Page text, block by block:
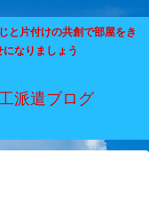
と片付けの共創で部屋をき
なりましょう
派遣ブログ